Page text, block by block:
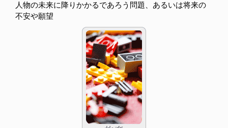
人物の未来に降りかかるであろう問題、あるいは将来の
不安や願望